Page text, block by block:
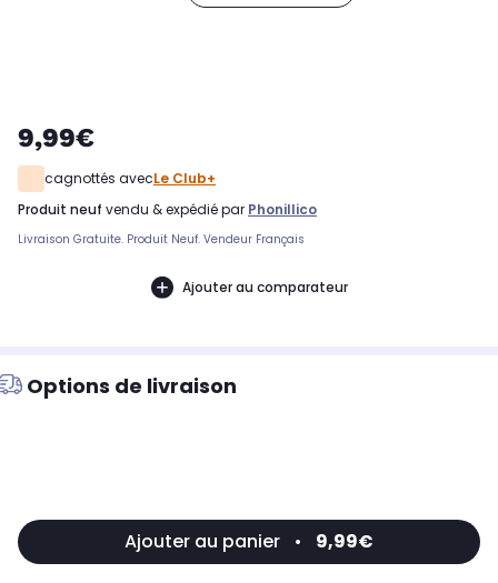
9,99€
cagnottés avecLe Club+
produit neuf vendu & expédié par Phonillico
Livraison Gratuite. Produit Neuf. Vendeur Français
Ajouter au comparateur
Options de livraison
Ajouter au panier • 9,99€